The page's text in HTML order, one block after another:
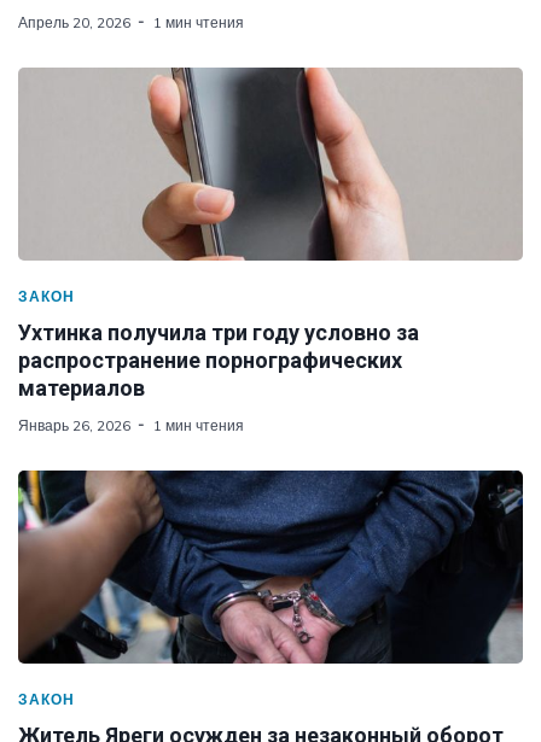
Апрель 20, 2026 1 мин чтения
ЗАКОН
Ухтинка получила три году условно за
распространение порнографических
материалов
Январь 26, 2026 1 мин чтения
ЗАКОН
Житель Яреги осужден за незаконный оборот